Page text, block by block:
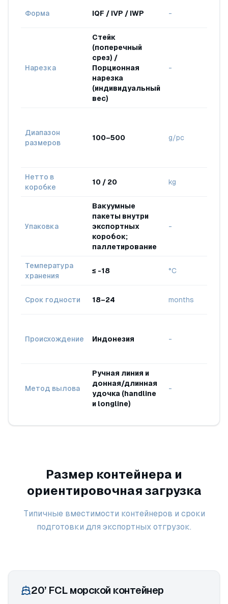
Форма IQF / IVP / IWP -
Нарезка
Стейк
(поперечный
срез) /
Порционная
нарезка
(индивидуальный
вес)
-
Диапазон
размеров
100–500 g/pc
Нетто в
коробке
10 / 20 kg
Упаковка
Вакуумные
пакеты внутри
экспортных
коробок;
паллетирование
-
Температура
хранения
≤ -18 °C
Срок годности 18–24 months
Происхождение Индонезия -
Метод вылова
Ручная линия и
донная/длинная
удочка (handline
и longline)
-
Размер контейнера и
ориентировочная загрузка
Типичные вместимости контейнеров и сроки
подготовки для экспортных отгрузок.
20’ FCL морской контейнер